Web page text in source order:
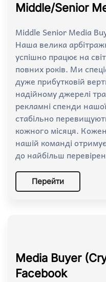
Middle/Senior
Middle Senior Media
Наша велика
успішно працює на
повних років. Ми
дуже прибутковій
надійному джерелі
рекламні спенди
стабільно
кожного місяця.
нашій команді
до найбільш
Перейти
Media Buyer
Facebook